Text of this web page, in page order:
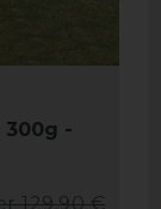
-
129,90 €